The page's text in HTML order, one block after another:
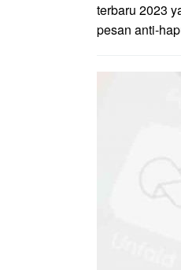
terbaru 2023
pesan anti-